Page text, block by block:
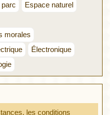
Espace naturel
morales
Électronique
les conditions